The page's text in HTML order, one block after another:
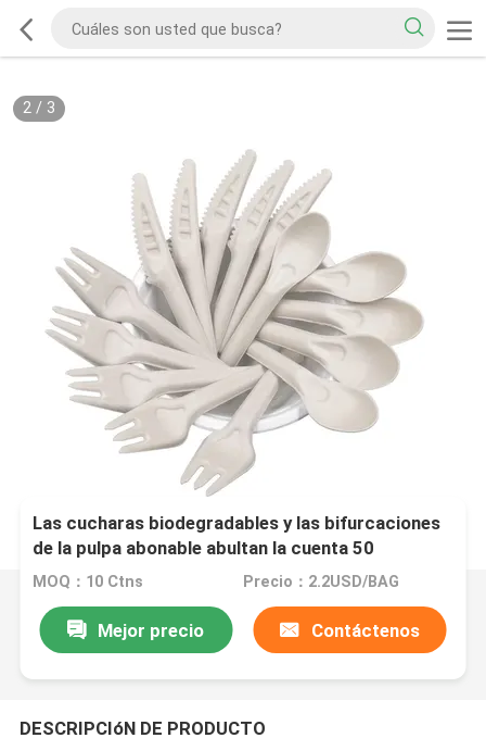
2/ 3
Las cucharas biodegradables y las bifurcaciones
de la pulpa abonable abultan la cuenta 50
MOQ：10 Ctns Precio：2.2USD/BAG
Mejor precio Contáctenos
DESCRIPCIóN DE PRODUCTO